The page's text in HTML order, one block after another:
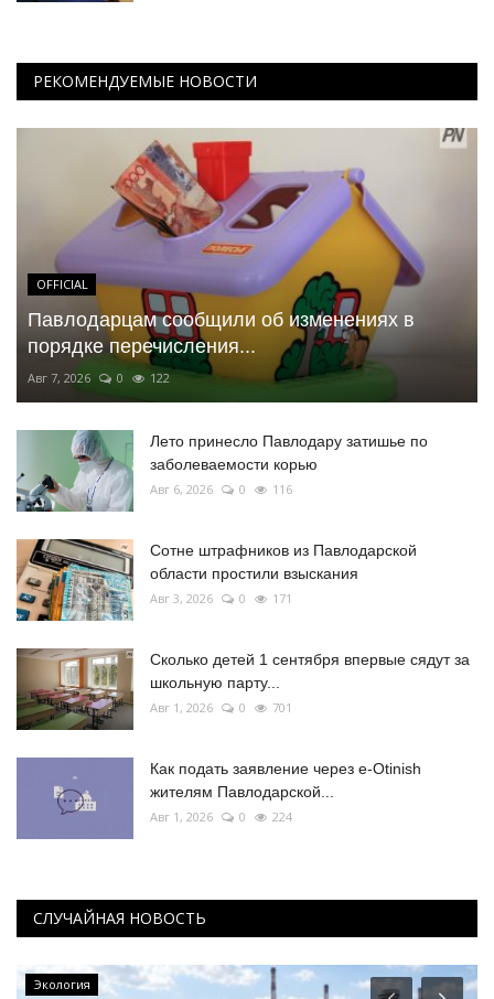
РЕКОМЕНДУЕМЫЕ НОВОСТИ
OFFICIAL
Павлодарцам сообщили об изменениях в
порядке перечисления...
Авг 7, 2026 0 122
Лето принесло Павлодару затишье по
заболеваемости корью
Авг 6, 2026 0 116
Сотне штрафников из Павлодарской
области простили взыскания
Авг 3, 2026 0 171
Сколько детей 1 сентября впервые сядут за
школьную парту...
Авг 1, 2026 0 701
Как подать заявление через e-Otinish
жителям Павлодарской...
Авг 1, 2026 0 224
СЛУЧАЙНАЯ НОВОСТЬ
Экология